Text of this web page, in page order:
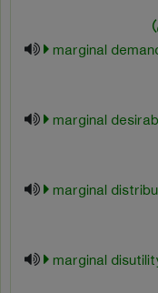
marginal
marginal
marginal
marginal